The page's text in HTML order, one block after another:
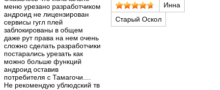
меню урезано разработчиком
андроид не лицензирован
сервисы гугл плей
заблокированы в общем
даже рут права на нем очень
сложно сделать разработчики
постарались урезать как
можно больше функций
андроид оставив
потребителя с Тамагочи....
Не рекомендую ублюдский тв
Инна
Старый Оскол